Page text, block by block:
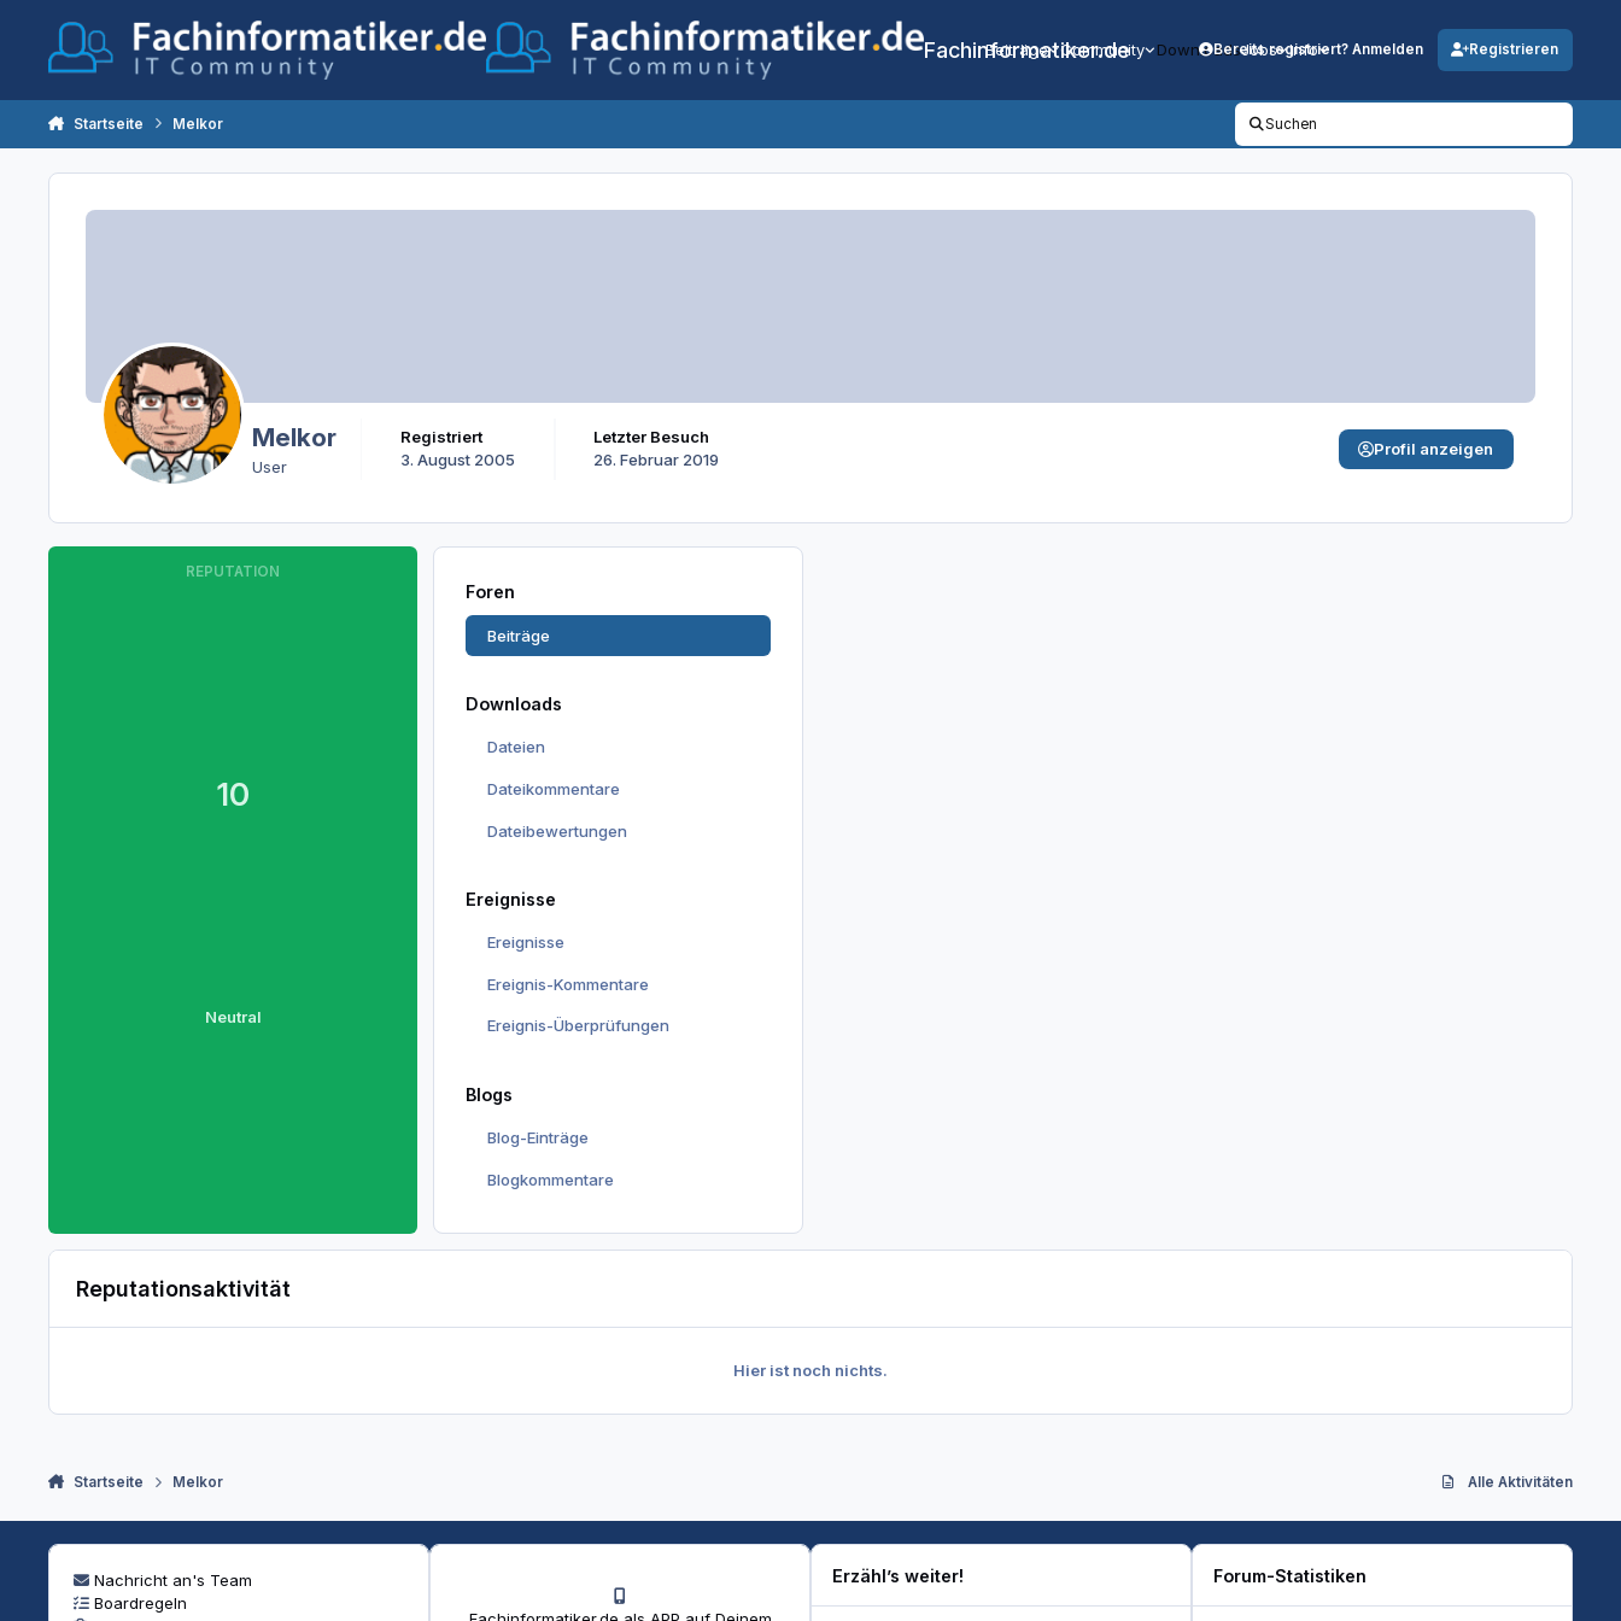
Fachinformatiker.de
Beiträge Community DownloadsJobs Info
Bereits registriert? Anmelden Registrieren
Startseite Melkor Suchen
Melkor
User
Registriert
3. August 2005
Letzter Besuch
26. Februar 2019
Profil anzeigen
REPUTATION
10
Neutral
Foren
Beiträge
Downloads
Dateien
Dateikommentare
Dateibewertungen
Ereignisse
Ereignisse
Ereignis-Kommentare
Ereignis-Überprüfungen
Blogs
Blog-Einträge
Blogkommentare
Reputationsaktivität
Hier ist noch nichts.
Startseite Melkor Alle Aktivitäten
Nachricht an's Team
Boardregeln
Erzähl’s weiter! Forum-Statistiken